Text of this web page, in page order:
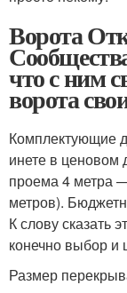
Ворота
что с ним
ворота
Комплектующие
инете в ценовом
проема 4 метра
метров).
К слову сказать
конечно выбор и
Размер